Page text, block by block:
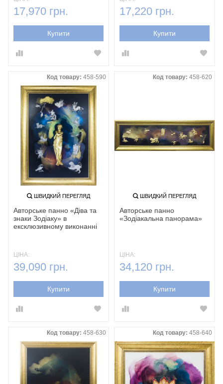
17,970 грн.
Купити
17,220 грн.
Купити
Код товару: 458-590
ШВИДКИЙ ПЕРЕГЛЯД
Авторське панно «Діва та
знаки Зодіаку»‎ в
ексклюзивному виконанні
ЦІНА:
39,090 грн.
Купити
Код товару: 458-620
ШВИДКИЙ ПЕРЕГЛЯД
Авторське панно
«Зодіакальна панорама»‎
ЦІНА:
34,120 грн.
Купити
Код товару: 458-630 Код товару: 458-640